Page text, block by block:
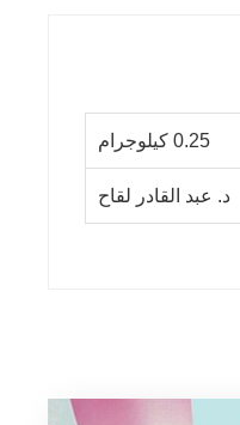
0.25 كيلوجرام
د. عبد القادر لقاح